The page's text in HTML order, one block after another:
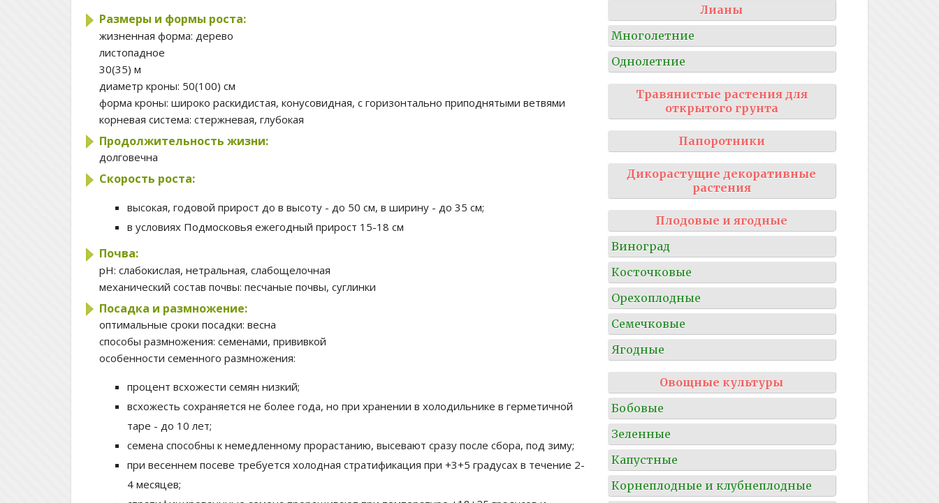
Размеры и формы роста:
жизненная форма: дерево
листопадное
30(35) м
диаметр кроны: 50(100) см
форма кроны: широко раскидистая, конусовидная, с горизонтально приподнятыми ветвями
корневая система: стержневая, глубокая
Продолжительность жизни:
долговечна
Скорость роста:
высокая, годовой прирост до в высоту - до 50 см, в ширину - до 35 см;
в условиях Подмосковья ежегодный прирост 15-18 см
Почва:
pH: слабокислая, нетральная, слабощелочная
механический состав почвы: песчаные почвы, суглинки
Посадка и размножение:
оптимальные сроки посадки: весна
способы размножения: семенами, прививкой
особенности семенного размножения:
процент всхожести семян низкий;
всхожесть сохраняется не более года, но при хранении в холодильнике в герметичной
таре - до 10 лет;
семена способны к немедленному прорастанию, высевают сразу после сбора, под зиму;
при весеннем посеве требуется холодная стратификация при +3+5 градусах в течение 2-
4 месяцев;
Лианы
Многолетние
Однолетние
Травянистые растения для
открытого грунта
Папоротники
Дикорастущие декоративные
растения
Плодовые и ягодные
Виноград
Косточковые
Орехоплодные
Семечковые
Ягодные
Овощные культуры
Бобовые
Зеленные
Капустные
Корнеплодные и клубнеплодные